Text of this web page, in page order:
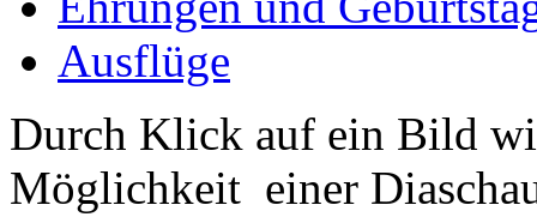
Ausflüge
Durch Klick auf ein Bild
Möglichkeit einer